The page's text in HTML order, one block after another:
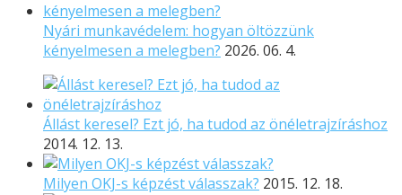
Nyári munkavédelem: hogyan öltözzünk
kényelmesen a melegben? 2026. 06. 4.
Állást keresel? Ezt jó, ha tudod az önéletrajzíráshoz
2014. 12. 13.
Milyen OKJ-s képzést válasszak? 2015. 12. 18.